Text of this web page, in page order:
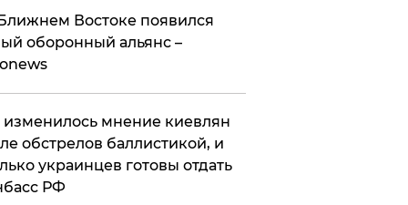
Востоке появился
оборонный альянс –
изменилось мнение киевлян
обстрелов баллистикой, и
украинцев готовы отдать
РФ